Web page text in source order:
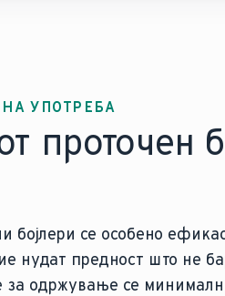
УПОТРЕБА
проточен
бојлери се особено
нудат предност што не
за одржување се